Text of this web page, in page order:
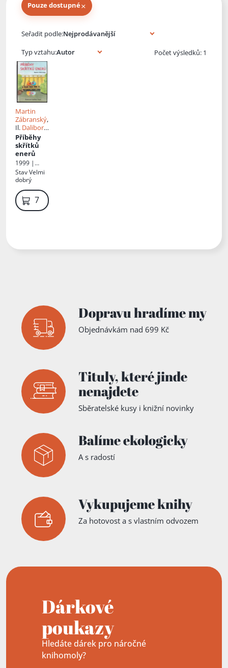
Pouze dostupné×
Seřadit podle:
Typ vztahu:
Počet výsledků: 1
Martin
Zábranský,
Il. Dalibor
Vlach
Příběhy
skřítků
enerů
1999 |
Eminent
StavVelmi
dobrý
79 Kč
Dopravu hradíme my
Objednávkám nad 699 Kč
Tituly,které jinde
nenajdete
Sběratelské kusy i knižní novinky
Balíme ekologicky
A s radostí
Vykupujeme knihy
Za hotovost a s vlastním odvozem
Dárkové
poukazy
Hledáte dárek pro náročné
knihomoly?